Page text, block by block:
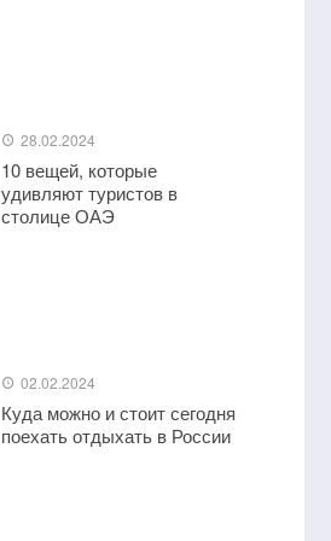
28.02.2024
10 вещей, которые
удивляют туристов в
столице ОАЭ
02.02.2024
Куда можно и стоит сегодня
поехать отдыхать в России